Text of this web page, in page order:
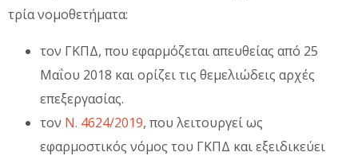
τρία νομοθετήματα:
τον ΓΚΠΔ, που εφαρμόζεται απευθείας από 25
Μαΐου 2018 και ορίζει τις θεμελιώδεις αρχές
επεξεργασίας.
τον Ν. 4624/2019, που λειτουργεί ως
εφαρμοστικός νόμος του ΓΚΠΔ και εξειδικεύει